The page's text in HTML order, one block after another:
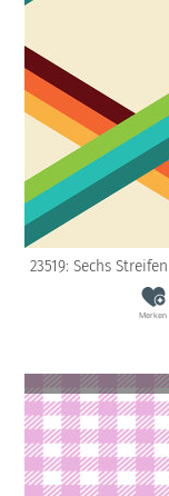
23519: Sechs Streifen
Merken